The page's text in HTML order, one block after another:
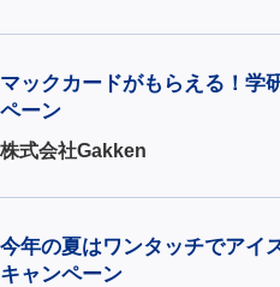
マックカードがもらえる！学
ペーン
株式会社Gakken
今年の夏はワンタッチでアイ
キャンペーン